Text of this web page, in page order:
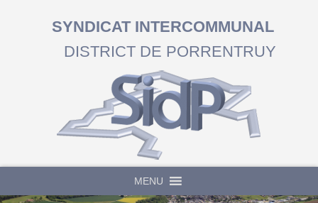
SYNDICAT INTERCOMMUNAL
DISTRICT DE PORRENTRUY
MENU